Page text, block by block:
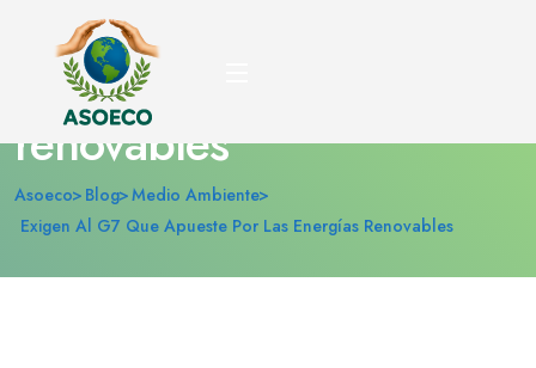
Exigen al G7 que
apueste por las energías
renovables
Asoeco Blog Medio Ambiente
Exigen Al G7 Que Apueste Por Las Energías Renovables